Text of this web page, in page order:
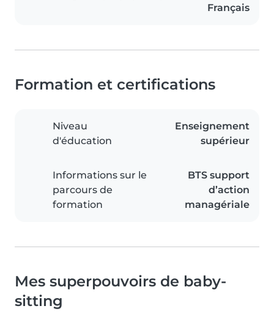
Français
Formation et certifications
Niveau
d'éducation
Enseignement
supérieur
Informations sur le
parcours de
formation
BTS support
d’action
managériale
Mes superpouvoirs de baby-
sitting